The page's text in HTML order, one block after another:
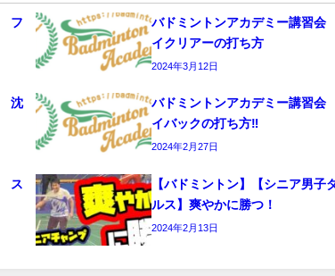
フ
バドミントンアカデミー講習
イクリアーの打ち方
2024年3月12日
沈
バドミントンアカデミー講習
イバックの打ち方‼️
2024年2月27日
ス
【バドミントン】【シニア男子
ルス】爽やかに勝つ！
2024年2月13日